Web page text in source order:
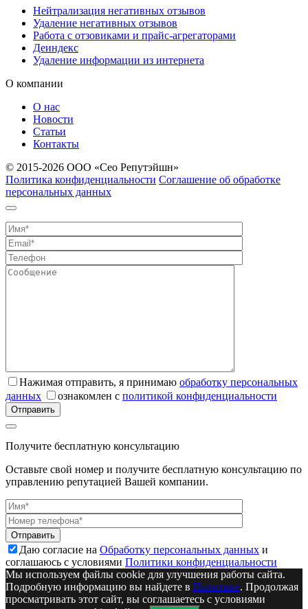
Нейтрализация негативных отзывов
Удаление негативных отзывов
Работа с отзовиками и прайс-агрегаторами
Деиндекс
Удаление информации из интернета
О компании
О нас
Новости
Статьи
Контакты
© 2015-2026 ООО «Сео Репутэйшн»
Политика конфиденциальности Соглашение об обработке
персональных данных
Нажимая отправить, я принимаю обработку персональных
данных
ознакомлен с политикой конфиденциальности
Получите бесплатную консультацию
Оставьте свой номер и получите бесплатную консультацию по
управлению репутацией Вашей компании.
Даю согласие на Обработку персональных данных и
соглашаюсь с условиями Политики конфиденциальности
Мы используем файлы cookie для улучшения работы сайта.
Подробную информацию вы найдете в Политике. Продолжая
просматривать этот сайт, вы соглашаетесь с условиями